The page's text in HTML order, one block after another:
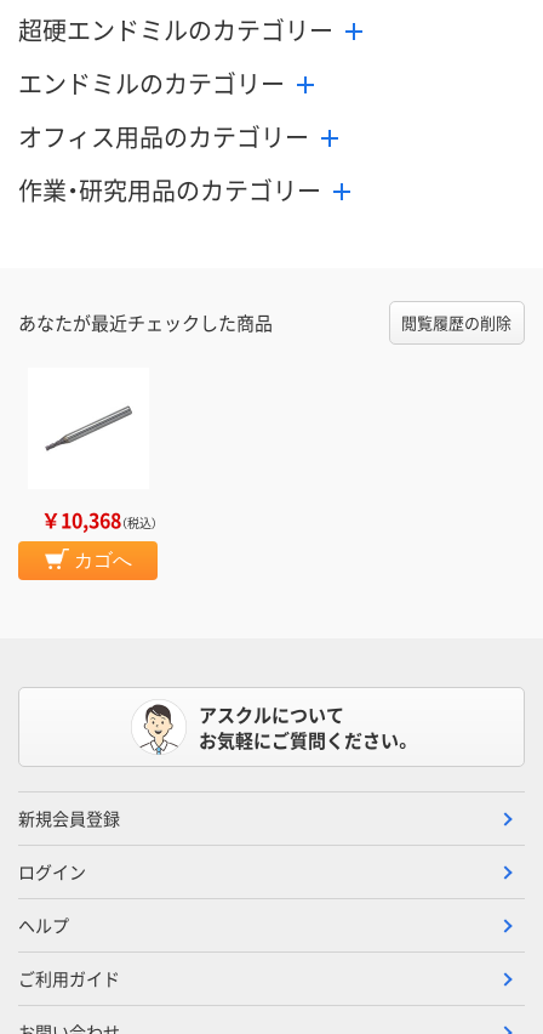
数量
カゴへ
数量
超硬エンドミルのカテゴリー
エンドミルのカテゴリー
オフィス用品のカテゴリー
作業・研究用品のカテゴリー
あなたが最近チェックした商品 閲覧履歴の削除
￥10,368（税込）
カゴへ
アスクルについて
お気軽にご質問ください。
新規会員登録
ログイン
ヘルプ
ご利用ガイド